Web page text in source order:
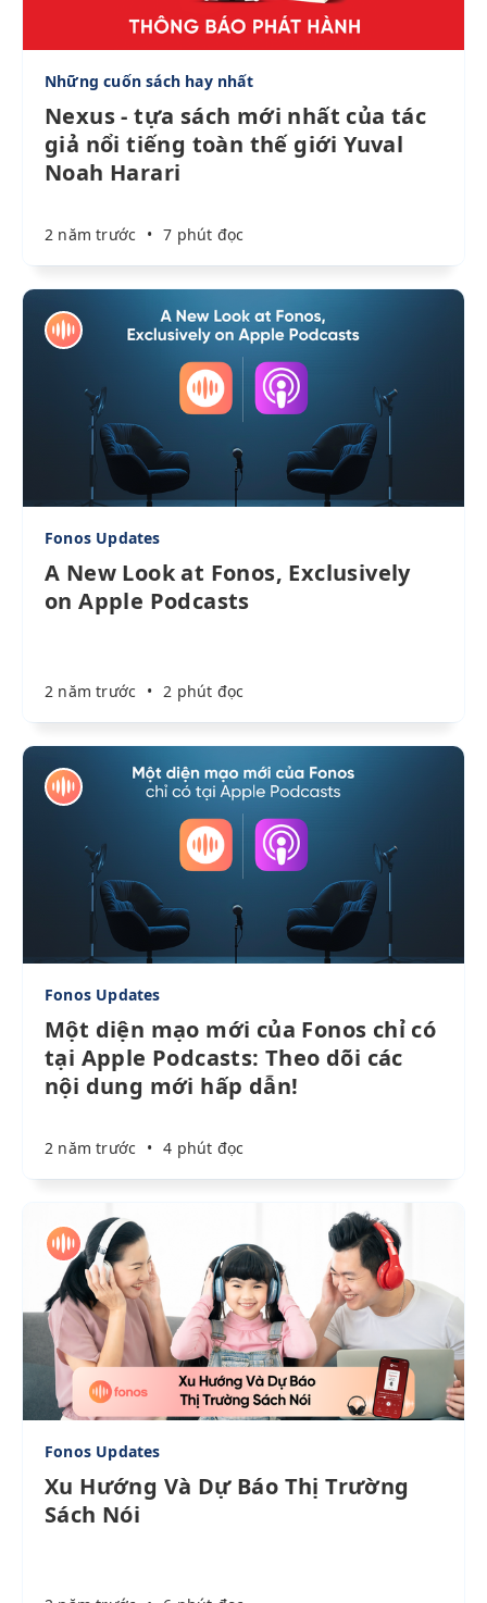
Những cuốn sách hay nhất
Nexus - tựa sách mới nhất của tác
giả nổi tiếng toàn thế giới Yuval
Noah Harari
2 năm trước • 7 phút đọc
Fonos Updates
A New Look at Fonos, Exclusively
on Apple Podcasts
2 năm trước • 2 phút đọc
Fonos Updates
Một diện mạo mới của Fonos chỉ có
tại Apple Podcasts: Theo dõi các
nội dung mới hấp dẫn!
2 năm trước • 4 phút đọc
Fonos Updates
Xu Hướng Và Dự Báo Thị Trường
Sách Nói